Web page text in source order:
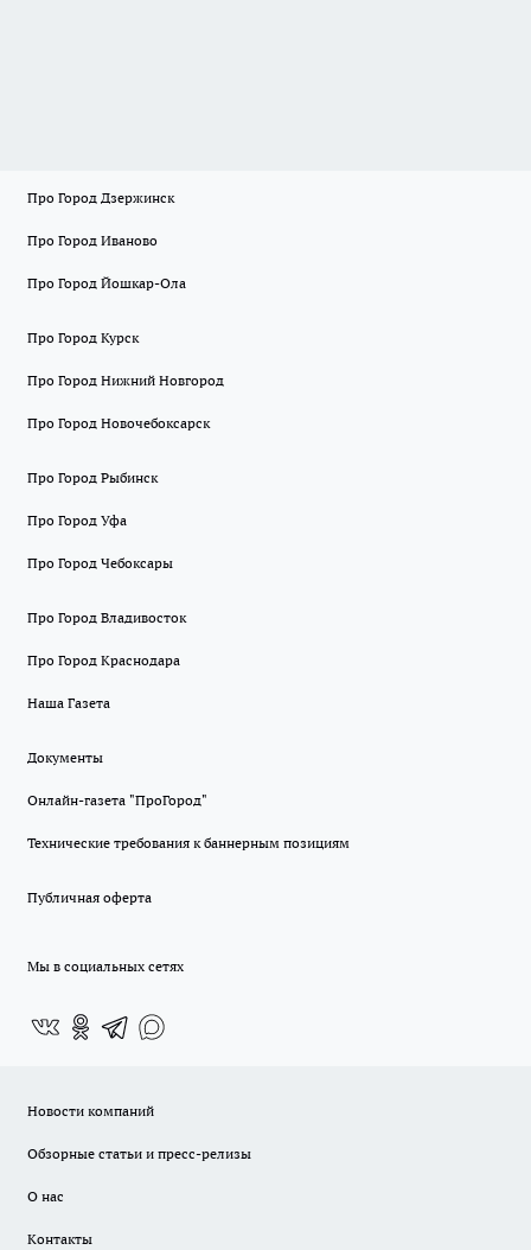
Про Город Дзержинск
Про Город Иваново
Про Город Йошкар-Ола
Про Город Курск
Про Город Нижний Новгород
Про Город Новочебоксарск
Про Город Рыбинск
Про Город Уфа
Про Город Чебоксары
Про Город Владивосток
Про Город Краснодара
Наша Газета
Документы
Онлайн-газета "ПроГород"
Технические требования к баннерным позициям
Публичная оферта
Мы в социальных сетях
Новости компаний
Обзорные статьи и пресс-релизы
О нас
Контакты